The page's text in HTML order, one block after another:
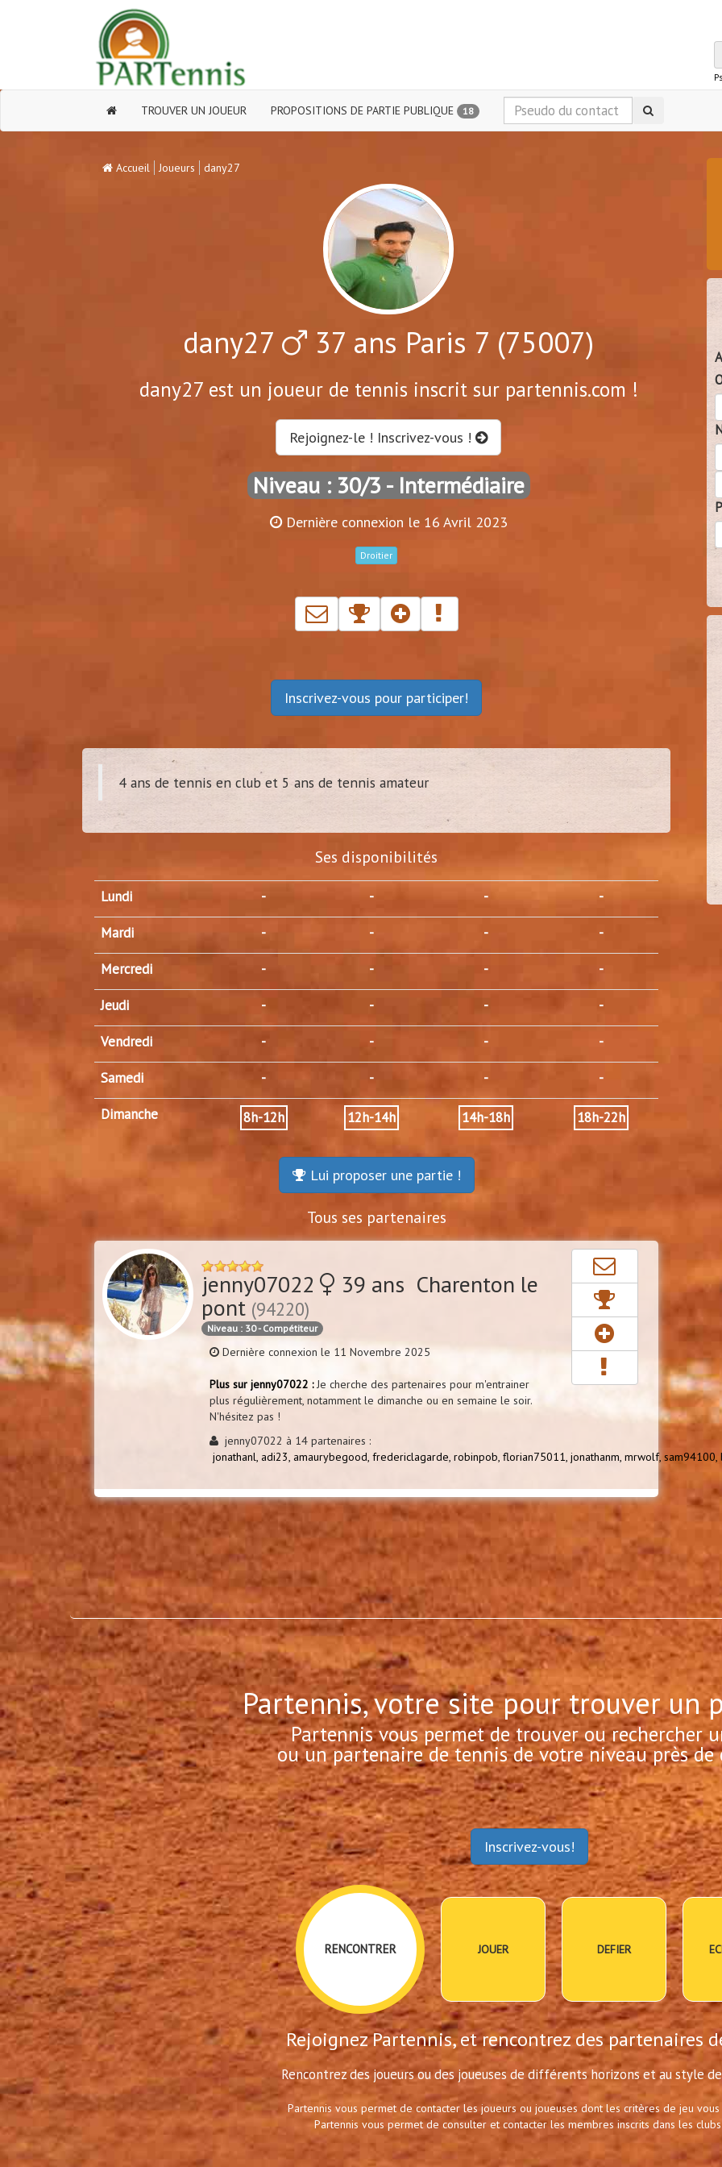
TROUVER UN JOUEUR PROPOSITIONS DE PARTIE PUBLIQUE 18
Accueil Joueurs dany27
dany27 37 ans Paris 7 (75007)
dany27 est un joueur de tennis inscrit sur partennis.com !
Rejoignez-le ! Inscrivez-vous !
Niveau : 30/3 - Intermédiaire
Dernière connexion le 16 Avril 2023
Droitier
Inscrivez-vous pour participer!
4 ans de tennis en club et 5 ans de tennis amateur
Ses disponibilités
Lundi - - - -
Mardi - - - -
Mercredi - - - -
Jeudi - - - -
Vendredi - - - -
Samedi - - - -
Dimanche 8h-12h 12h-14h 14h-18h 18h-22h
Lui proposer une partie !
Tous ses partenaires
jenny07022 39 ans Charenton le
pont (94220)
Niveau : 30 - Compétiteur
Dernière connexion le 11 Novembre 2025
Plus sur jenny07022 :Je cherche des partenaires pour m'entrainer
plus régulièrement, notamment le dimanche ou en semaine le soir.
N'hésitez pas !
jenny07022 à 14 partenaires :
jonathanl, adi23, amaurybegood,fredericlagarde,robinpob,florian75011,jonathanm,mrwolf,sam94100,
( Tours - 37) ( Belbeuf - 76)
Partennis, votre site pour trouver un
Partennis vous permet de trouver ou rechercher
ou un partenaire de tennis de votre niveau près de
Inscrivez-vous!
RENCONTRER JOUER DEFIER
Rejoignez Partennis, et rencontrez des partenaires
Rencontrez des joueurs ou des joueuses de différents horizons et au style
Partennis vous permet de contacter les joueurs ou joueuses dont les critères de jeu
Partennis vous permet de consulter et contacter les membres inscrits dans les